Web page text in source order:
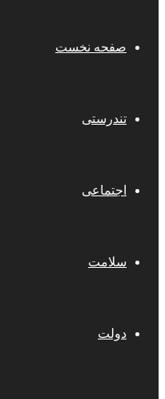
صفحه نخست
تندرستی
اجتماعی
سلامت
دولت